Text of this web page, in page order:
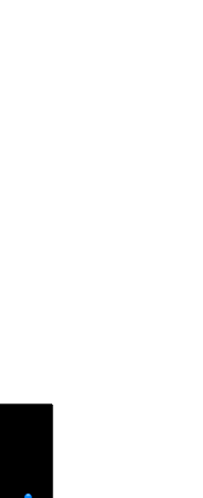
כי מדובר
השנה כולה מול
ארצי מר
התחבורה
אשדוד לבית
שנים, הגיע
לשירות לערים
הנוסעים.